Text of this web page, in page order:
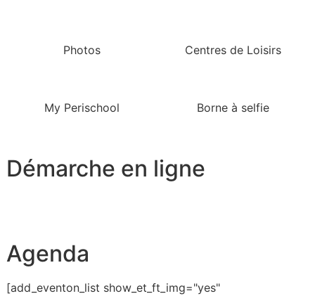
Photos Centres de Loisirs
My Perischool Borne à selfie
Démarche en ligne
Agenda
[add_eventon_list show_et_ft_img="yes"